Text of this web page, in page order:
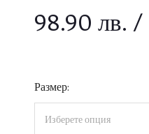
98.90лв. /
Размер: